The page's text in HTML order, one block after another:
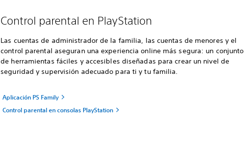
Control parental en PlayStation
Las cuentas de administrador de la familia, las cuentas de menores y el
control parental aseguran una experiencia online más segura: un conjunto
de herramientas fáciles y accesibles diseñadas para crear un nivel de
seguridad y supervisión adecuado para ti y tu familia.
Aplicación PS Family
Control parental en consolas PlayStation